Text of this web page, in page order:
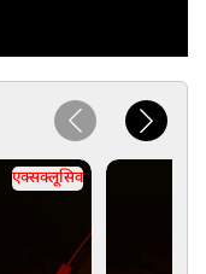
एक्सक्लूसिव